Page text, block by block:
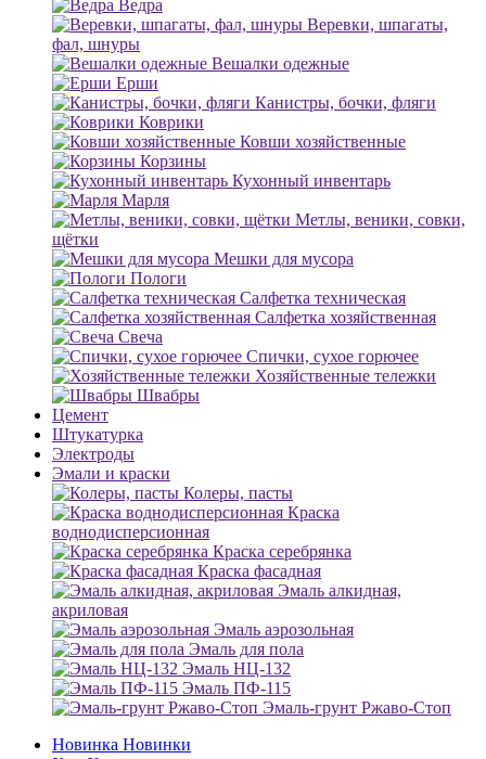
Ведра
Веревки, шпагаты,
фал, шнуры
Вешалки одежные
Ерши
Канистры, бочки, фляги
Коврики
Ковши хозяйственные
Корзины
Кухонный инвентарь
Марля
Метлы, веники, совки,
щётки
Мешки для мусора
Пологи
Салфетка техническая
Салфетка хозяйственная
Свеча
Спички, сухое горючее
Хозяйственные тележки
Швабры
Цемент
Штукатурка
Электроды
Эмали и краски
Колеры, пасты
Краска
воднодисперсионная
Краска серебрянка
Краска фасадная
Эмаль алкидная,
акриловая
Эмаль аэрозольная
Эмаль для пола
Эмаль НЦ-132
Эмаль ПФ-115
Эмаль-грунт Ржаво-Стоп
Новинка Новинки